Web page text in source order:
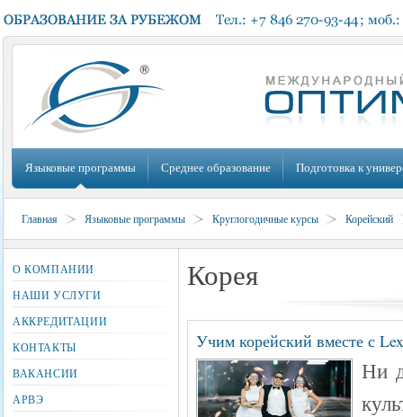
Языковые программы Среднее образование Подготовка к
Главная Языковые программы Круглогодичные курсы Корейский
Корея
Учим корейский вместе с
Ни
О КОМПАНИИ
НАШИ УСЛУГИ
АККРЕДИТАЦИИ
КОНТАКТЫ
ВАКАНСИИ
АРВЭ